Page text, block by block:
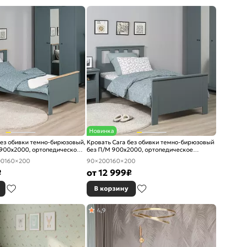
обивки темно-бирюзовый,
ортопедическое
жесткое
160×200
Новинка
Кровать Сага без обивки темно-бирюзовый
без П/М 900x2000, ортопедическое
основание, изголовье жесткое
90×200160×200
от12 999₽
В корзину
4,9